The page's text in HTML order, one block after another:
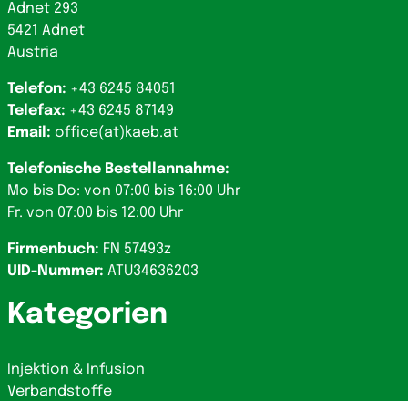
Adnet 293
5421 Adnet
Austria
Telefon: +43 6245 84051
Telefax: +43 6245 87149
Email: office(at)kaeb.at
Telefonische Bestellannahme:
Mo bis Do: von 07:00 bis 16:00 Uhr
Fr. von 07:00 bis 12:00 Uhr
Firmenbuch: FN 57493z
UID-Nummer: ATU34636203
Kategorien
Injektion & Infusion
Verbandstoffe